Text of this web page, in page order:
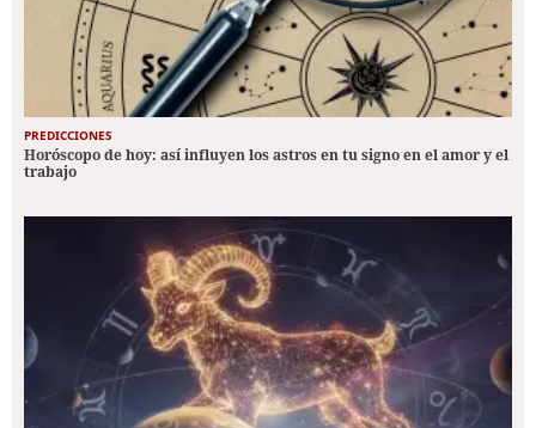
PREDICCIONES
Horóscopo de hoy: así influyen los astros en tu signo en el amor y el
trabajo